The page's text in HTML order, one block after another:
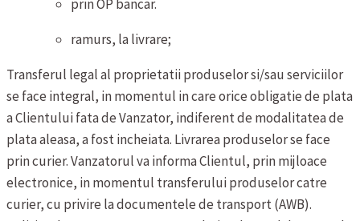
prin OP bancar.
ramurs, la livrare;
Transferul legal al proprietatii produselor si/sau serviciilor
se face integral, in momentul in care orice obligatie de plata
a Clientului fata de Vanzator, indiferent de modalitatea de
plata aleasa, a fost incheiata. Livrarea produselor se face
prin curier. Vanzatorul va informa Clientul, prin mijloace
electronice, in momentul transferului produselor catre
curier, cu privire la documentele de transport (AWB).